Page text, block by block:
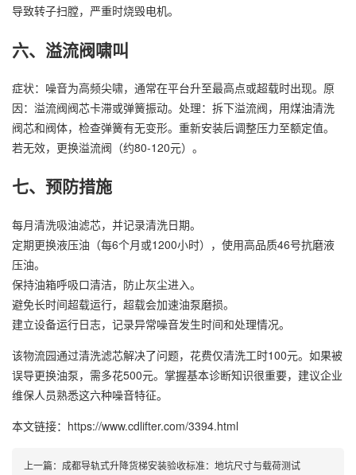
导致转子扫膛，严重时烧毁电机。
六、溢流阀啸叫
症状：噪音为高频尖啸，通常在平台升至最高点或超载时出现。原
因：溢流阀阀芯卡滞或弹簧振动。处理：拆下溢流阀，用煤油清洗
阀芯和阀体，检查弹簧有无变形。重新安装后调整压力至额定值。
若无效，更换溢流阀（约80-120元）。
七、预防措施
每月清洗吸油滤芯，并记录清洗日期。
定期更换液压油（每6个月或1200小时），使用高品质46号抗磨液
压油。
保持油箱呼吸口清洁，防止灰尘进入。
避免长时间超载运行，超载会加速油泵磨损。
建立设备运行日志，记录异常噪音发生时间和处理情况。
该物流园通过清洗滤芯解决了问题，花费仅清洗工时100元。如果被
误导更换油泵，需多花500元。掌握基本诊断知识很重要，建议企业
维保人员熟悉这六种噪音特征。
本文链接：https://www.cdlifter.com/3394.html
上一篇： 成都导轨式升降货梯安装验收标准：地坑尺寸与载荷测试